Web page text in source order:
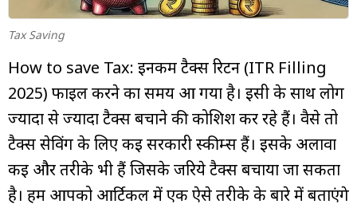
Tax Saving
How to save Tax: इनकम टैक्स रिटर्न (ITR Filling
2025) फाइल करने का समय आ गया है। इसी के साथ लोग
ज्यादा से ज्यादा टैक्स बचाने की कोशिश कर रहे हैं। वैसे तो
टैक्स सेविंग के लिए कई सरकारी स्कीम्स हैं। इसके अलावा
कई और तरीके भी हैं जिसके जरिये टैक्स बचाया जा सकता
है। हम आपको आर्टिकल में एक ऐसे तरीके के बारे में बताएंगे